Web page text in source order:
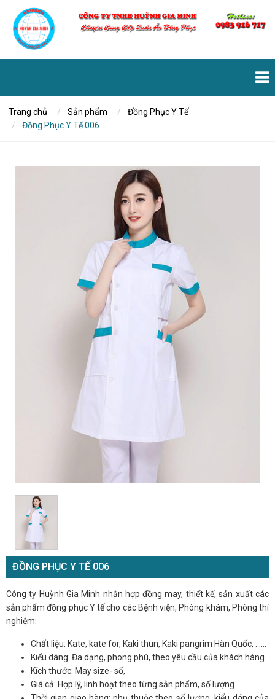
Trang chủ Sản phẩm
Đồng Phục Y Tế
Đồng Phục Y Tế 006
ĐỒNG PHỤC Y TẾ 006
Công ty Huỳnh Gia Minh nhận hợp đồng may, thiết kế, sản xuất các
sản phẩm đồng phục Y tế cho các Bệnh viện, Phòng khám, Phòng thí
nghiệm:
Chất liệu: Kate, kate for, Kaki thun, Kaki pangrim Hàn Quốc, ......
Kiểu dáng: Đa dạng, phong phú, theo yêu cầu của khách hàng
Kích thước: May size- số,
Giá cả: Hợp lý, linh hoạt theo từng sản phẩm, số lượng